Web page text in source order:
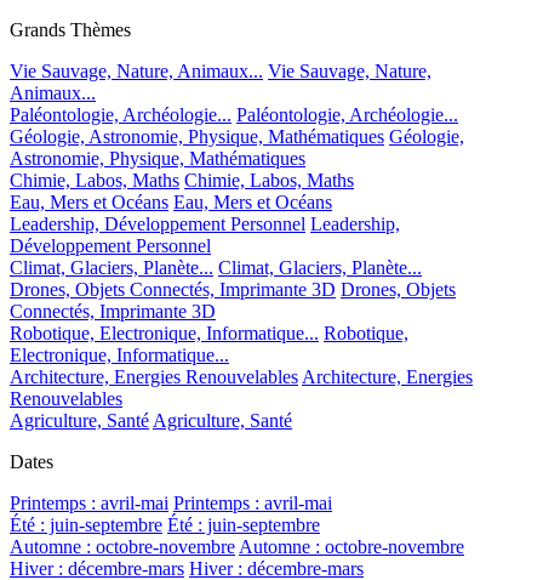
Grands Thèmes
Vie Sauvage, Nature, Animaux... Vie Sauvage, Nature,
Animaux...
Paléontologie, Archéologie... Paléontologie, Archéologie...
Géologie, Astronomie, Physique, Mathématiques Géologie,
Astronomie, Physique, Mathématiques
Chimie, Labos, Maths Chimie, Labos, Maths
Eau, Mers et Océans Eau, Mers et Océans
Leadership, Développement Personnel Leadership,
Développement Personnel
Climat, Glaciers, Planète... Climat, Glaciers, Planète...
Drones, Objets Connectés, Imprimante 3D Drones, Objets
Connectés, Imprimante 3D
Robotique, Electronique, Informatique... Robotique,
Electronique, Informatique...
Architecture, Energies Renouvelables Architecture, Energies
Renouvelables
Agriculture, Santé Agriculture, Santé
Dates
Printemps : avril-mai Printemps : avril-mai
Été : juin-septembre Été : juin-septembre
Automne : octobre-novembre Automne : octobre-novembre
Hiver : décembre-mars Hiver : décembre-mars